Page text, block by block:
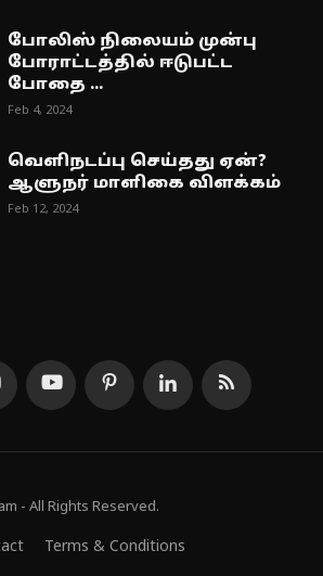
போலிஸ் நிலையம் முன்பு
போராட்டத்தில் ஈடுபட்ட
போதை ...
Feb 4, 2024
வெளிநடப்பு செய்தது ஏன்?
ஆளுநர் மாளிகை விளக்கம்
Feb 12, 2024
- All Rights Reserved.
Terms & Conditions